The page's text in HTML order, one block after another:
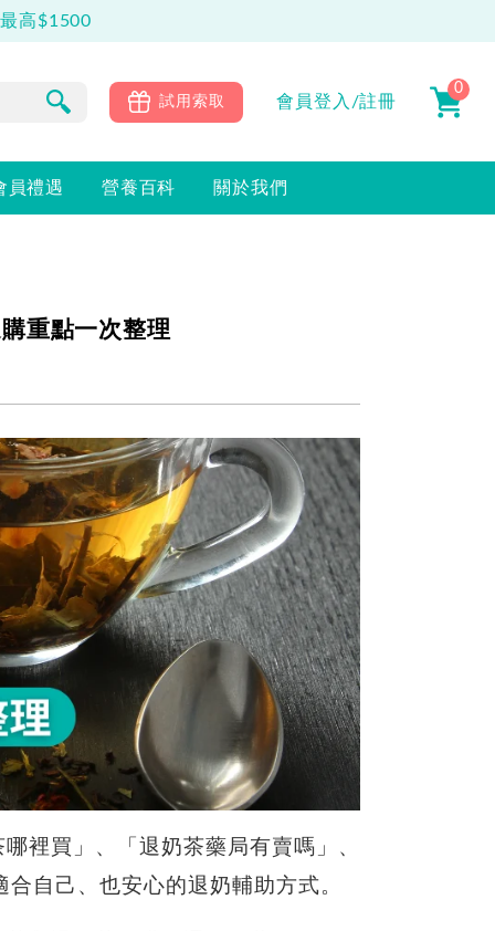
試用索取 會員登入/註冊
0
員禮遇 營養百科 關於我們
重點一次整理
裡買」、「退奶茶藥局有賣嗎」、
自己、也安心的退奶輔助方式。